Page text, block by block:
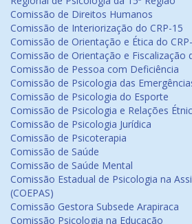
Comissão de Direitos Humanos
Comissão de Interiorização do CRP-15
Comissão de Orientação e Ética do
Comissão de Orientação e Fiscalização
Comissão de Pessoa com Deficiência
Comissão de Psicologia das
Comissão de Psicologia do Esporte
Comissão de Psicologia e Relações
Comissão de Psicologia Jurídica
Comissão de Psicoterapia
Comissão de Saúde
Comissão de Saúde Mental
Comissão Estadual de Psicologia na
(COEPAS)
Comissão Gestora Subsede Arapiraca
Comissão Psicologia na Educação